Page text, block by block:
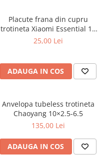
Placute frana din cupru
trotineta Xiaomi Essential 1S
Pro si Pro 2
25,00 Lei
ADAUGA IN COS
Anvelopa tubeless trotineta
Chaoyang 10×2.5-6.5
135,00 Lei
ADAUGA IN COS